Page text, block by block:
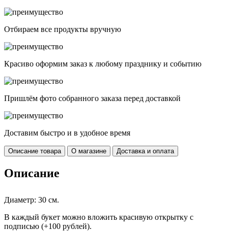
Отбираем все продукты вручную
Красиво оформим заказ к любому празднику и событию
Пришлём фото собранного заказа перед доставкой
Доставим быстро и в удобное время
Описание товара О магазине Доставка и оплата
Описание
Диаметр: 30 см.
В каждый букет можно вложить красивую открытку с
подписью (+100 рублей).